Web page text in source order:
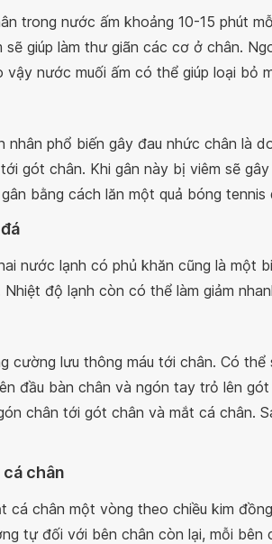
trong nước ấm khoảng 10-15 phút
sẽ giúp làm thư giãn các cơ ở chân.
vậy nước muối ấm có thể giúp loại bỏ
nhân phổ biến gây đau nhức chân là
gót chân. Khi gân này bị viêm sẽ
bằng cách lăn một quả bóng tennis
nước lạnh có phủ khăn cũng là một
độ lạnh còn có thể làm giảm
cường lưu thông máu tới chân. Có
đầu bàn chân và ngón tay trỏ lên
chân tới gót chân và mắt cá chân.
cá chân
cá chân một vòng theo chiều kim
tự đối với bên chân còn lại, mỗi bên